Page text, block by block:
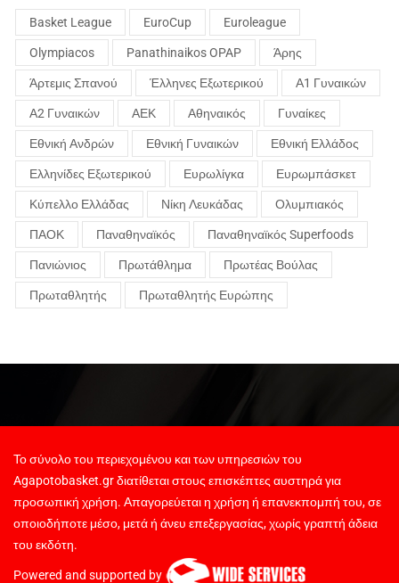
Basket League EuroCup Euroleague
Olympiacos Panathinaikos OPAP Άρης
Άρτεμις Σπανού Έλληνες Εξωτερικού Α1 Γυναικών
Α2 Γυναικών ΑΕΚ Αθηναικός Γυναίκες
Εθνική Ανδρών Εθνική Γυναικών Εθνική Ελλάδος
Ελληνίδες Εξωτερικού Ευρωλίγκα Ευρωμπάσκετ
Κύπελλο Ελλάδας Νίκη Λευκάδας Ολυμπιακός
ΠΑΟΚ Παναθηναϊκός Παναθηναϊκός Superfoods
Πανιώνιος Πρωτάθλημα Πρωτέας Βούλας
Πρωταθλητής Πρωταθλητής Ευρώπης
Το σύνολο του περιεχομένου και των υπηρεσιών του
Agapotobasket.gr διατίθεται στους επισκέπτες αυστηρά για
προσωπική χρήση. Απαγορεύεται η χρήση ή επανεκπομπή του, σε
οποιοδήποτε μέσο, μετά ή άνευ επεξεργασίας, χωρίς γραπτή άδεια
του εκδότη.
Powered and supported by